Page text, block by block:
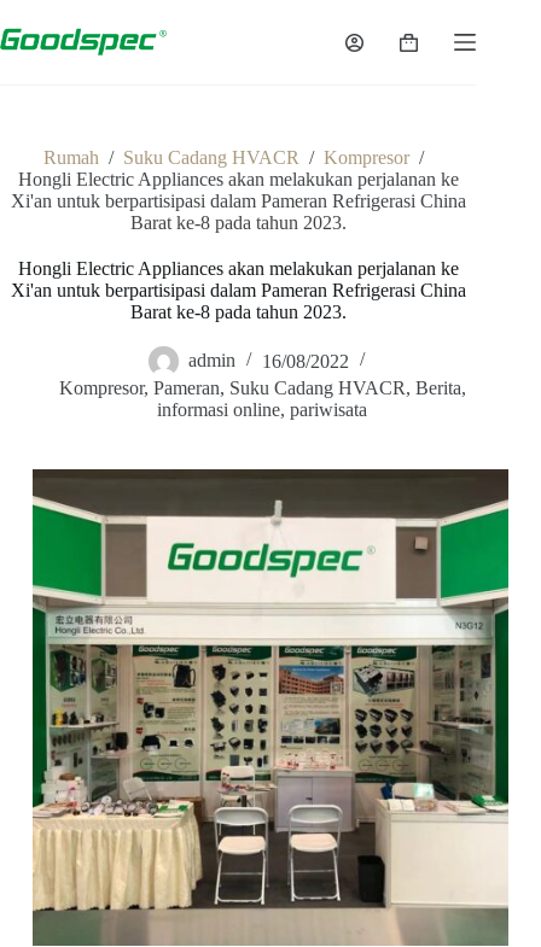
Rumah / Suku Cadang HVACR / Kompresor /
Hongli Electric Appliances akan melakukan perjalanan ke
Xi'an untuk berpartisipasi dalam Pameran Refrigerasi China
Barat ke-8 pada tahun 2023.
Hongli Electric Appliances akan melakukan perjalanan ke
Xi'an untuk berpartisipasi dalam Pameran Refrigerasi China
Barat ke-8 pada tahun 2023.
admin
16/08/2022
Kompresor, Pameran, Suku Cadang HVACR, Berita,
informasi online,pariwisata